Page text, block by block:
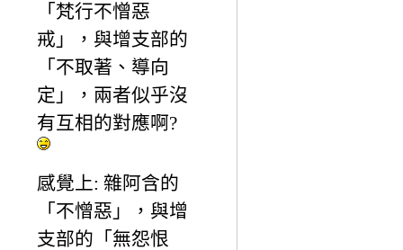
「梵行不憎惡
戒」，與增支部的
「不取著、導向
定」，兩者似乎沒
有互相的對應啊?
感覺上: 雜阿含的
「不憎惡」，與增
支部的「無怨恨